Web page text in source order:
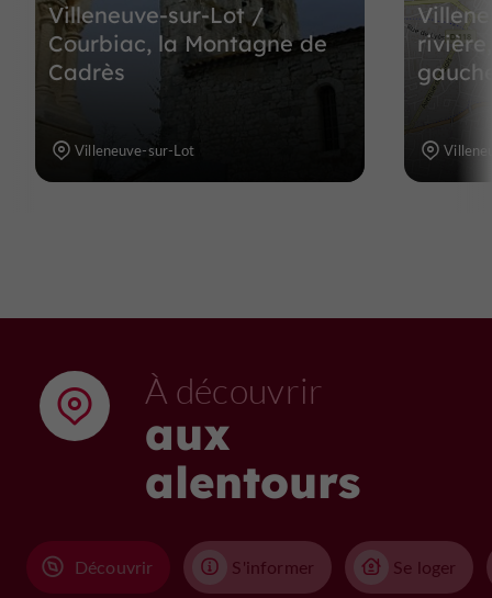
Villeneuve-sur-Lot /
Courbiac, la Montagne de
Cadrès
Villeneuve-sur-Lot
À découvrir
aux
alentours
Découvrir S'informer Se loger